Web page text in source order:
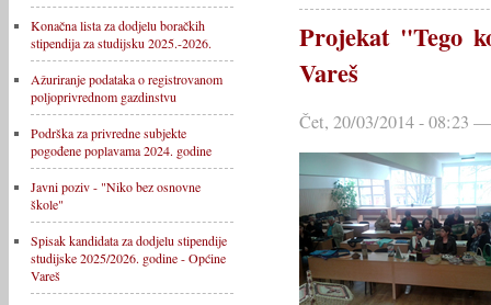
Konačna lista za dodjelu boračkih
stipendija za studijsku 2025.-2026.
Ažuriranje podataka o registrovanom
poljoprivrednom gazdinstvu
Podrška za privredne subjekte
pogođene poplavama 2024. godine
Javni poziv - "Niko bez osnovne
škole"
Spisak kandidata za dodjelu stipendije
studijske 2025/2026. godine - Općine
Vareš
Projekat "Tego
Vareš
Čet, 20/03/2014 - 08:23